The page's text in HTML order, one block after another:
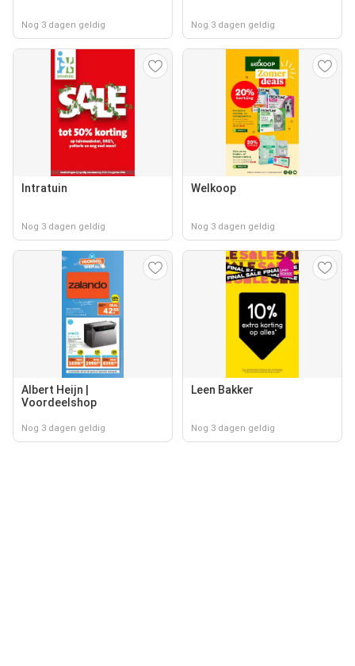
Nog 3 dagen geldig Nog 3 dagen geldig
Intratuin
Nog 3 dagen geldig
Welkoop
Nog 3 dagen geldig
Albert Heijn |
Voordeelshop
Nog 3 dagen geldig
Leen Bakker
Nog 3 dagen geldig